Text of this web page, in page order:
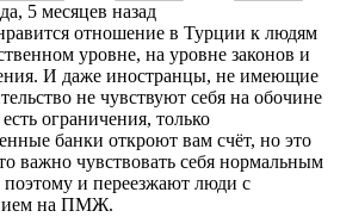
5 месяцев назад
отношение в Турции к людям
уровне, на уровне законов и
И даже иностранцы, не имеющие
не чувствуют себя на обочине
ограничения, только
банки откроют вам счёт, но это
важно чувствовать себя нормальным
поэтому и переезжают люди с
на ПМЖ.